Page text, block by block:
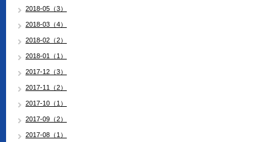
2018-05（3）
2018-03（4）
2018-02（2）
2018-01（1）
2017-12（3）
2017-11（2）
2017-10（1）
2017-09（2）
2017-08（1）